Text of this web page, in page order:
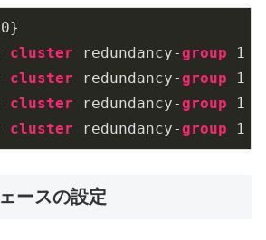
cluster redundancy-group 1
cluster redundancy-group 1
cluster redundancy-group 1
cluster redundancy-group 1
ースの設定